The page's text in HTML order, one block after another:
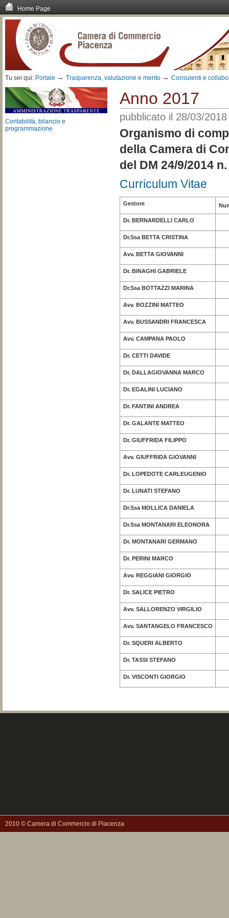
Home Page
contenuti.
Spostati
navigazione
Tu sei qui: Portale → Trasparenza, valutazione e merito → Consulenti e
Contabilità, bilancio e
programmazione
Anno 2017
pubblicato il 28/03/
Organismo di
della Camera di
del DM 24/9/2014
Curriculum Vitae
Gestore
Dr. BERNARDELLI CARLO
Dr.Ssa BETTA CRISTINA
Avv. BETTA GIOVANNI
Dr. BINAGHI GABRIELE
Dr.Ssa BOTTAZZI MARINA
Avv. BOZZINI MATTEO
Avv. BUSSANDRI FRANCESCA
Avv. CAMPANA PAOLO
Dr. CETTI DAVIDE
Dr. DALLAGIOVANNA MARCO
Dr. EGALINI LUCIANO
Dr. FANTINI ANDREA
Dr. GALANTE MATTEO
Dr. GIUFFRIDA FILIPPO
Avv. GIUFFRIDA GIOVANNI
Dr. LOPEDOTE CARLEUGENIO
Dr. LUNATI STEFANO
Dr.Ssa MOLLICA DANIELA
Dr.Ssa MONTANARI ELEONORA
Dr. MONTANARI GERMANO
Dr. PERINI MARCO
Avv. REGGIANI GIORGIO
Dr. SALICE PIETRO
Avv. SALLORENZO VIRGILIO
Avv. SANTANGELO FRANCESCO
Dr. SQUERI ALBERTO
Dr. TASSI STEFANO
Dr. VISCONTI GIORGIO
2010 © Camera di Commercio di Piacenza